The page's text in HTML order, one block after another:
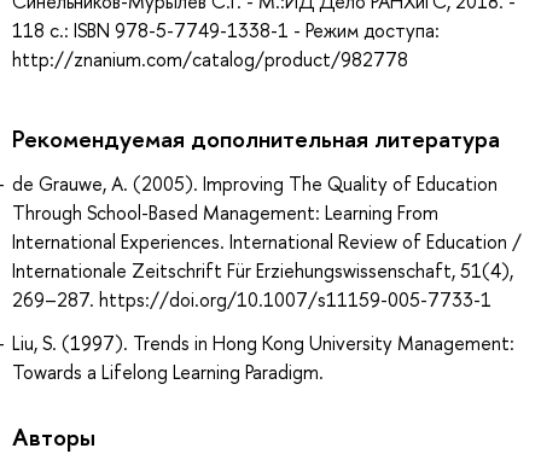
118 с.: ISBN 978-5-7749-1338-1 - Режим доступа:
http://znanium.com/catalog/product/982778
Рекомендуемая дополнительная литература
de Grauwe, A. (2005). Improving The Quality of Education
Through School-Based Management: Learning From
International Experiences. International Review of Education /
Internationale Zeitschrift Für Erziehungswissenschaft, 51(4),
269–287. https://doi.org/10.1007/s11159-005-7733-1
Liu, S. (1997). Trends in Hong Kong University Management:
Towards a Lifelong Learning Paradigm.
Авторы